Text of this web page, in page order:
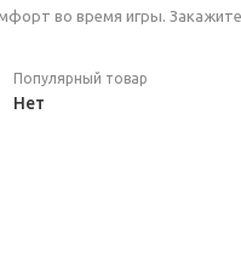
во время игры. Закажите
Популярный товар
Нет